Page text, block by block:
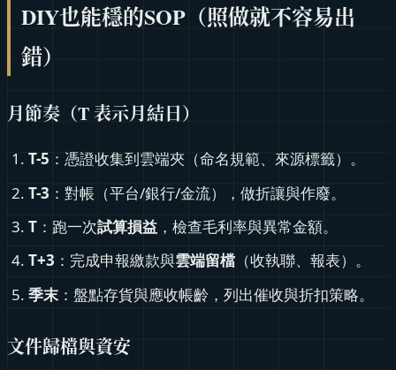
DIY也能穩的SOP（照做就不容易出
錯）
月節奏（T 表示月結日）
T-5 ：憑證收集到雲端夾（命名規範、來源標籤）。
T-3 ：對帳（平台/銀行/金流），做折讓與作廢。
T ：跑一次試算損益 ，檢查毛利率與異常金額。
T+3 ：完成申報繳款與雲端留檔 （收執聯、報表）。
季末 ：盤點存貨與應收帳齡，列出催收與折扣策略。
文件歸檔與資安